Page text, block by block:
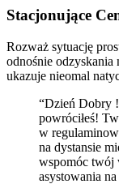
Stacjonujące
Rozważ sytuację
odnośnie
ukazuje nieomal
“Dzień Dobry
powróciłeś!
w
na dystansie
wspomóc twój
asystowania na